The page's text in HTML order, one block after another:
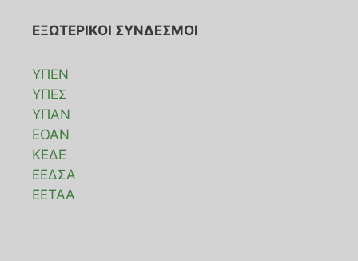
ΕΞΩΤΕΡΙΚΟΙ ΣΥΝΔΕΣΜΟΙ
ΥΠΕΝ
ΥΠΕΣ
ΥΠΑΝ
ΕΟΑΝ
ΚΕΔΕ
ΕΕΔΣΑ
ΕΕΤΑΑ